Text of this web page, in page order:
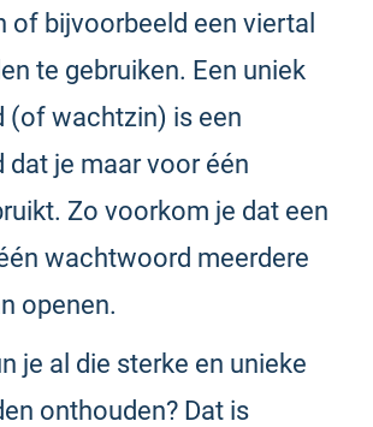
of bijvoorbeeld een viertal
te gebruiken. Een uniek
(of wachtzin) is een
je maar voor één
Zo voorkom je dat een
wachtwoord meerdere
openen.
je al die sterke en unieke
onthouden? Dat is